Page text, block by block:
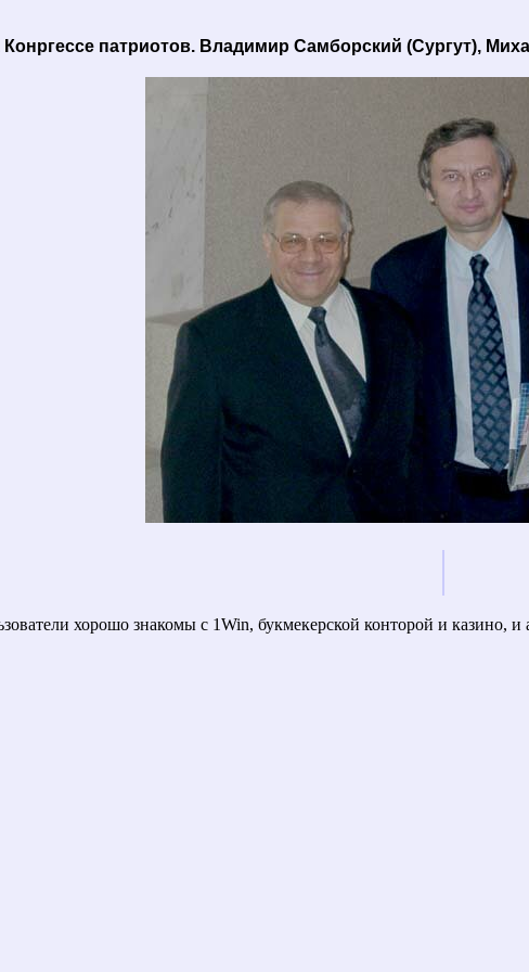
патриотов. Владимир Самборский (Сургут),
хорошо знакомы с 1Win, букмекерской конторой и казино,